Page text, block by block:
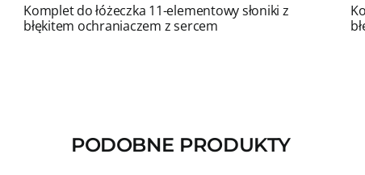
Komplet do łóżeczka 11-elementowy słoniki z
błękitem ochraniaczem z sercem
PODOBNE PRODUKTY